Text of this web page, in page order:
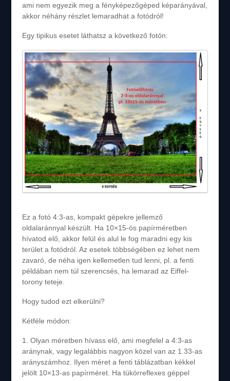
ami nem egyezik meg a fényképezőgéped képarányával,
akkor néhány részlet lemaradhat a fotódról!
Egy tipikus esetet láthatsz a következő fotón:
Ez a fotó 4:3-as, kompakt gépekre jellemző
oldalaránnyal készült. Ha 10×15-ös papírméretben
hívatod elő, akkor felül és alul le fog maradni egy kis
terület a fotódról. Az esetek többségében ez lehet nem
zavaró, de néha igen kellemetlen tud lenni, pl. a fenti
példában nem túl szerencsés, ha lemarad az Eiffel-
torony teteje.
Hogy tudod ezt elkerülni?
Kétféle módon:
1. Olyan méretben hívass elő, ami megfelel a 4:3-as
aránynak, vagy legalábbis nagyon közel van az 1.33-as
arányszámhoz. Ilyen méret a fenti táblázatban kékkel
jelölt 10×13-as papírméret. Ha tükörreflexes géppel